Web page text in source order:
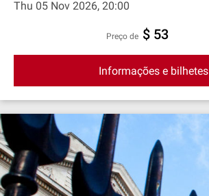
Thu 05 Nov 2026, 20:00
preço de $ 53
Informações e bilhetes